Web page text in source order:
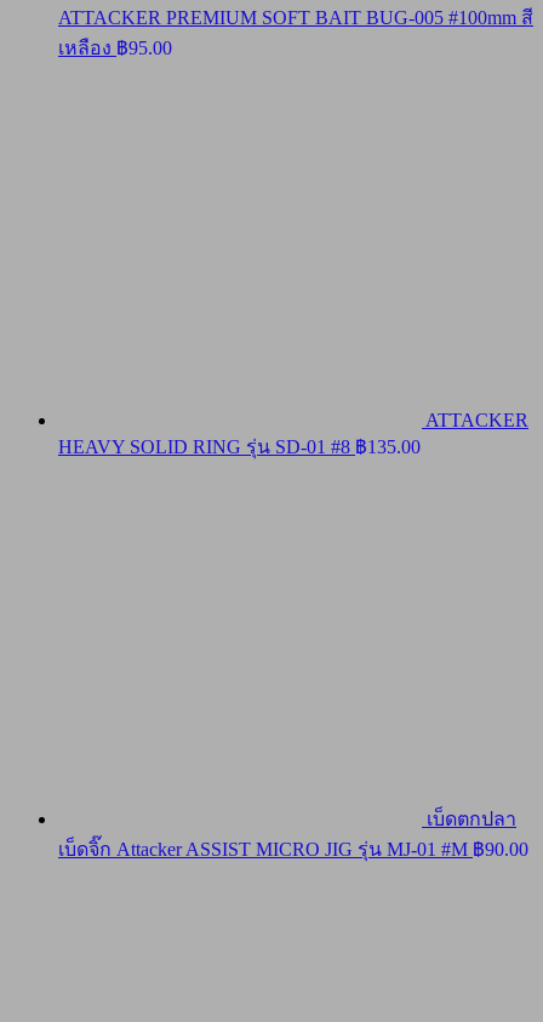
ATTACKER PREMIUM SOFT BAIT BUG-005 #100mm สี
เหลือง ฿95.00
ATTACKER
HEAVY SOLID RING รุ่น SD-01 #8 ฿135.00
เบ็ดตกปลา
เบ็ดจิ๊ก Attacker ASSIST MICRO JIG รุ่น MJ-01 #M ฿90.00